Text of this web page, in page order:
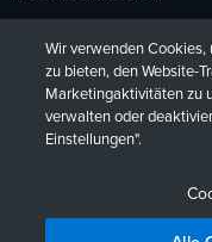
Rückgabebedingungen
Deutsch
Wir verwenden Cookies,
zu bieten, den Website-
Marketingaktivitäten zu
verwalten oder
Einstellungen".